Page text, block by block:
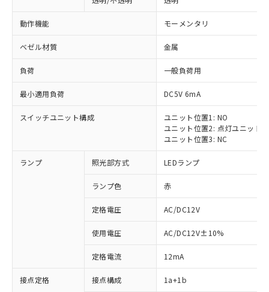
動作機能 モーメンタリ
ベゼル材質 金属
負荷 一般負荷用
最小適用負荷 DC5V 6mA
スイッチユニット構成
ユニット位置1: NO
ユニット位置2: 点灯ユニット
ユニット位置3: NC
ランプ 照光部方式 LEDランプ
ランプ色 赤
定格電圧 AC/DC12V
使用電圧 AC/DC12V±10%
定格電流 12mA
接点定格 接点構成 1a+1b